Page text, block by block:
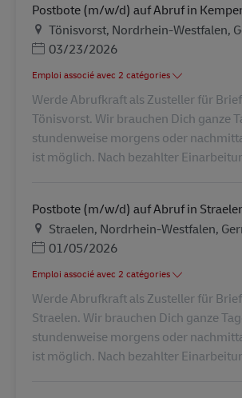
Postbote (m/w/d) auf Abruf in
LieuTönisvorst, Nordrhein-Westfalen,
Posted Date
03/23/2026
Emploi associé avec 2 catégories
Werde Abrufkraft als Zusteller für
Tönisvorst. Wir brauchen Dich ganze
stundenweise morgens oder
ist möglich. Nach bezahlter
Postbote (m/w/d) auf Abruf in
LieuStraelen, Nordrhein-Westfalen,
Posted Date
01/05/2026
Emploi associé avec 2 catégories
Werde Abrufkraft als Zusteller für
Straelen. Wir brauchen Dich ganze
stundenweise morgens oder
ist möglich. Nach bezahlter